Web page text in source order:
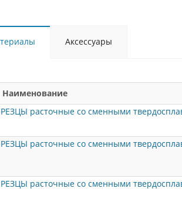
Аксессуары
Наименование
РЕЗЦЫ расточные со сменными
РЕЗЦЫ расточные со сменными
РЕЗЦЫ расточные со сменными